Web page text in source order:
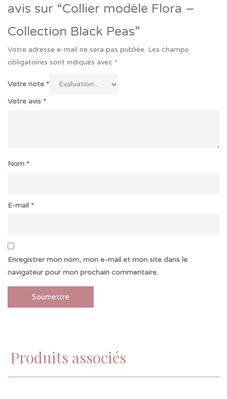
avis sur “Collier modèle Flora –
Collection Black Peas”
Votre adresse e-mail ne sera pas publiée. Les champs
obligatoires sont indiqués avec *
Votre note *
Votre avis *
Nom *
E-mail *
Enregistrer mon nom, mon e-mail et mon site dans le
navigateur pour mon prochain commentaire.
Produits associés